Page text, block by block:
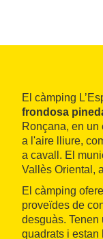
El càmping
frondosa
Ronçana, en un
a l'aire lliure,
a cavall. El
Vallès Oriental,
El càmping
proveïdes de
desguàs. Tenen
quadrats i estan